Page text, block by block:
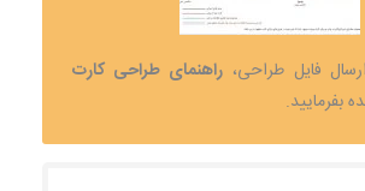
فایل طراحی،راهنمای طراحی کارت
بفرمایید.